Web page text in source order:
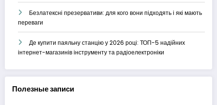
Безлатексні презервативи: для кого вони підходять і які мають
переваги
Де купити паяльну станцію у 2026 році: ТОП-5 надійних
інтернет-магазинів інструменту та радіоелектроніки
Полезные записи